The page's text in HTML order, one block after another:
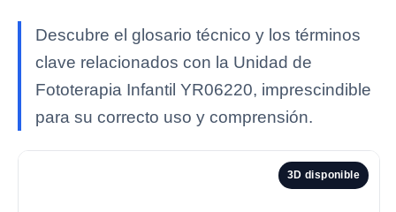
Descubre el glosario técnico y los términos
clave relacionados con la Unidad de
Fototerapia Infantil YR06220, imprescindible
para su correcto uso y comprensión.
3D disponible